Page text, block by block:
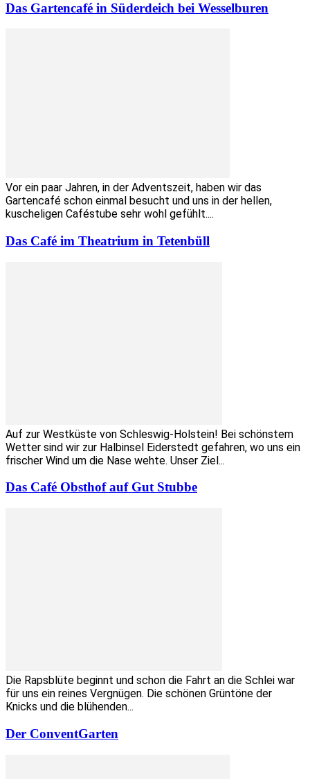
Das Gartencafé in Süderdeich bei Wesselburen
Vor ein paar Jahren, in der Adventszeit, haben wir das
Gartencafé schon einmal besucht und uns in der hellen,
kuscheligen Caféstube sehr wohl gefühlt....
Das Café im Theatrium in Tetenbüll
Auf zur Westküste von Schleswig-Holstein! Bei schönstem
Wetter sind wir zur Halbinsel Eiderstedt gefahren, wo uns ein
frischer Wind um die Nase wehte. Unser Ziel...
Das Café Obsthof auf Gut Stubbe
Die Rapsblüte beginnt und schon die Fahrt an die Schlei war
für uns ein reines Vergnügen. Die schönen Grüntöne der
Knicks und die blühenden...
Der ConventGarten